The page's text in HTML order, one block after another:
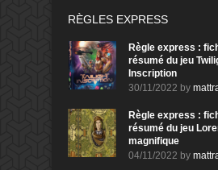
RÈGLES EXPRESS
Règle express :
résumé du jeu
Inscription
30/11/2022 by
Règle express :
résumé du jeu
magnifique
04/11/2022 by